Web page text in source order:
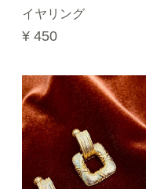
イヤリング
¥ 450